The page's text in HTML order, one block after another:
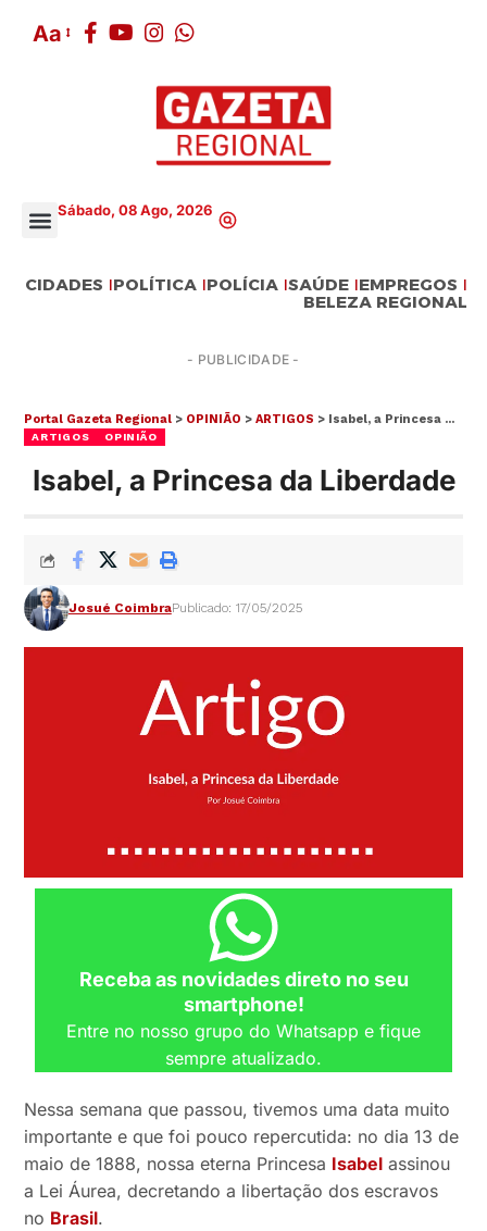
Aa
Sábado, 08 Ago, 2026
CIDADES POLÍTICA POLÍCIA SAÚDE EMPREGOS
BELEZA REGIONAL
- PUBLICIDADE -
Portal Gazeta Regional > OPINIÃO >ARTIGOS > Isabel, a Princesa da Liberdade
ARTIGOS OPINIÃO
Isabel, a Princesa da Liberdade
Josué CoimbraPublicado: 17/05/2025
Receba as novidades direto no seu
smartphone!
Entre no nosso grupo do Whatsapp e fique
sempre atualizado.
Nessa semana que passou, tivemos uma data muito
importante e que foi pouco repercutida: no dia 13 de
maio de 1888, nossa eterna Princesa Isabel assinou
a Lei Áurea, decretando a libertação dos escravos
no Brasil.